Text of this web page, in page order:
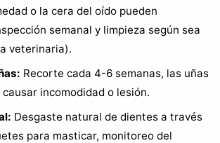
o la cera del oído pueden
semanal y limpieza según sea
veterinaria).
Recorte cada 4-6 semanas, las uñas
incomodidad o lesión.
Desgaste natural de dientes a través
para masticar, monitoreo del